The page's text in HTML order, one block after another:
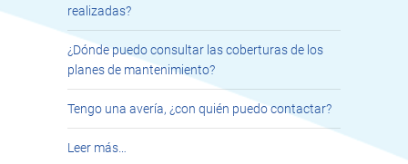
realizadas?
¿Dónde puedo consultar las coberturas de los
planes de mantenimiento?
Tengo una avería, ¿con quién puedo contactar?
Leer más…